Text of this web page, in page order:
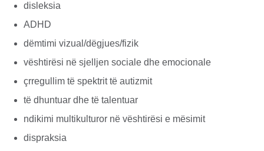
disleksia
ADHD
dëmtimi vizual/dëgjues/fizik
vështirësi në sjelljen sociale dhe emocionale
çrregullim të spektrit të autizmit
të dhuntuar dhe të talentuar
ndikimi multikulturor në vështirësi e mësimit
dispraksia